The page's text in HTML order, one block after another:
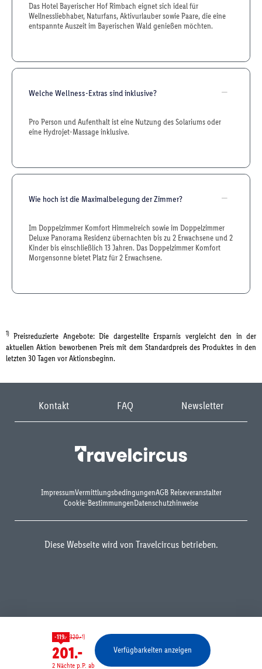
Bestätigen
Das Hotel Bayerischer Hof Rimbach eignet sich ideal für
Wellnessliebhaber, Naturfans, Aktivurlauber sowie Paare, die eine
entspannte Auszeit im Bayerischen Wald genießen möchten.
Welche Wellness-Extras sind inklusive?
Pro Person und Aufenthalt ist eine Nutzung des Solariums oder
eine Hydrojet-Massage inklusive.
Wie hoch ist die Maximalbelegung der Zimmer?
Im Doppelzimmer Komfort Himmelreich sowie im Doppelzimmer
Deluxe Panorama Residenz übernachten bis zu 2 Erwachsene und 2
Kinder bis einschließlich 13 Jahren. Das Doppelzimmer Komfort
Morgensonne bietet Platz für 2 Erwachsene.
-119.- 320.-1)
201.-
2 Nächte p.P. ab
Verfügbarkeiten anzeigen
1) Preisreduzierte Angebote: Die dargestellte Ersparnis vergleicht den in der
aktuellen Aktion beworbenen Preis mit dem Standardpreis des Produktes in den
letzten 30 Tagen vor Aktionsbeginn.
Kontakt FAQ Newsletter
ImpressumVermittlungsbedingungenAGB Reiseveranstalter
Cookie-BestimmungenDatenschutzhinweise
Diese Webseite wird von Travelcircus betrieben.